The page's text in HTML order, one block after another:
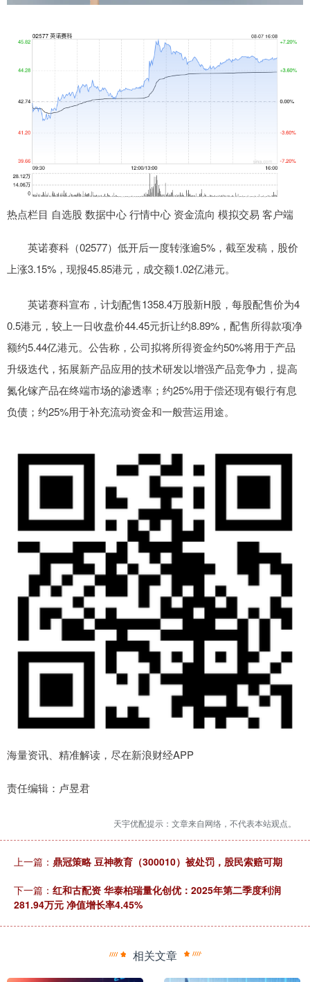
热点栏目 自选股 数据中心 行情中心 资金流向 模拟交易 客户端
英诺赛科（02577）低开后一度转涨逾5%，截至发稿，股价
上涨3.15%，现报45.85港元，成交额1.02亿港元。
英诺赛科宣布，计划配售1358.4万股新H股，每股配售价为4
0.5港元，较上一日收盘价44.45元折让约8.89%，配售所得款项净
额约5.44亿港元。公告称，公司拟将所得资金约50%将用于产品
升级迭代，拓展新产品应用的技术研发以增强产品竞争力，提高
氮化镓产品在终端市场的渗透率；约25%用于偿还现有银行有息
负债；约25%用于补充流动资金和一般营运用途。
海量资讯、精准解读，尽在新浪财经APP
责任编辑：卢昱君
天宇优配提示：文章来自网络，不代表本站观点。
上一篇： 鼎冠策略 豆神教育（300010）被处罚，股民索赔可期
下一篇： 红和古配资 华泰柏瑞量化创优：2025年第二季度利润
281.94万元 净值增长率4.45%
相关文章